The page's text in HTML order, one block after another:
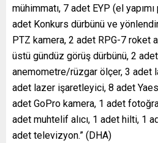
mühimmatı, 7 adet EYP (el
adet Konkurs dürbünü ve
PTZ kamera, 2 adet RPG-7 roket
üstü gündüz görüş dürbünü, 2
anemometre/rüzgar ölçer, 3 adet
adet lazer işaretleyici, 8 adet
adet GoPro kamera, 1 adet
adet muhtelif alıcı, 1 adet hilti, 1
adet televizyon.” (DHA)